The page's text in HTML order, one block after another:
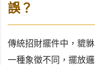
誤？
傳統招財擺件中，貔
一種象徵不同，擺放